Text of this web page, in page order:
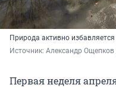
Природа активно избавляется
Источник: Александр Ощепков
Первая неделя